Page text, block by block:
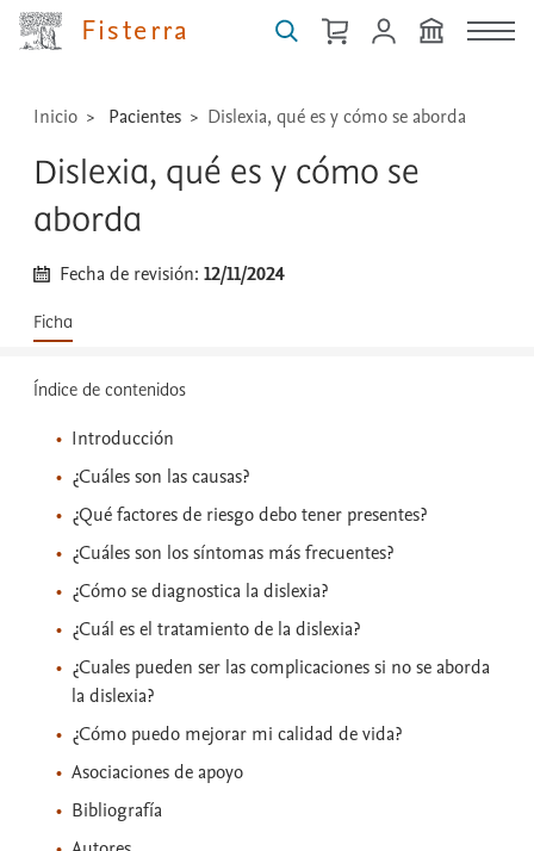
Fisterra
...
Inicio Pacientes Dislexia, qué es y cómo se aborda
Dislexia, qué es y cómo se
aborda
Fecha de revisión:12/11/2024
Ficha
Índice de contenidos
Introducción
¿Cuáles son las causas?
¿Qué factores de riesgo debo tener presentes?
¿Cuáles son los síntomas más frecuentes?
¿Cómo se diagnostica la dislexia?
¿Cuál es el tratamiento de la dislexia?
¿Cuales pueden ser las complicaciones si no se aborda
la dislexia?
¿Cómo puedo mejorar mi calidad de vida?
Asociaciones de apoyo
Bibliografía